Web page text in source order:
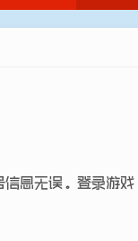
信息无误。登录游